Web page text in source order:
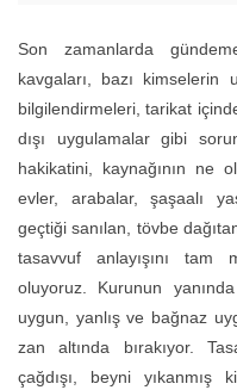
Son zamanlarda
kavgaları, bazı kimselerin
bilgilendirmeleri, tarikat
dışı uygulamalar gibi
hakikatini, kaynağının ne
evler, arabalar, şaşaalı
geçtiği sanılan, tövbe
tasavvuf anlayışını tam
oluyoruz. Kurunun
uygun, yanlış ve bağnaz
zan altında bırakıyor.
çağdışı, beyni yıkanmış